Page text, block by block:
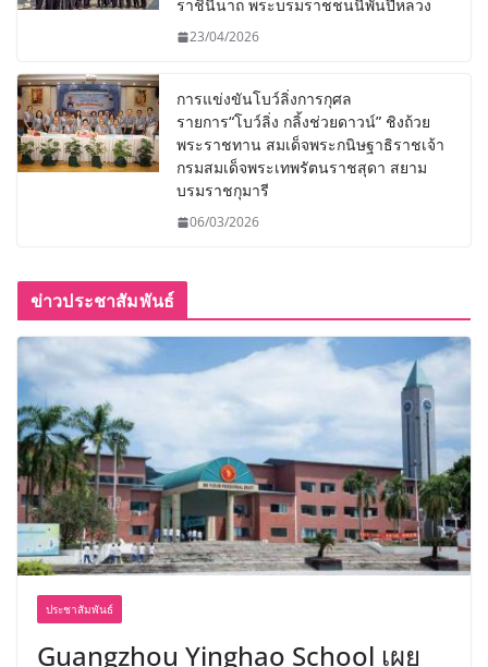
ราชินีนาถ พระบรมราชชนนีพันปีหลวง
23/04/2026
การแข่งขันโบว์ลิ่งการกุศล
รายการ“โบว์ลิ่ง กลิ้งช่วยดาวน์” ชิงถ้วย
พระราชทาน สมเด็จพระกนิษฐาธิราชเจ้า
กรมสมเด็จพระเทพรัตนราชสุดา สยาม
บรมราชกุมารี
06/03/2026
ข่าวประชาสัมพันธ์
ประชาสัมพันธ์
Guangzhou Yinghao School เผย